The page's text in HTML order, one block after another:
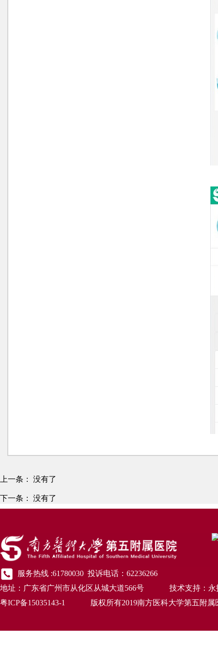
上一条： 没有了
下一条： 没有了
服务热线 :61780030 投诉电话：62236266
地址：广东省广州市从化区从城大道566号 技术支持：永
粤ICP备15035143-1 版权所有2019南方医科大学第五附属